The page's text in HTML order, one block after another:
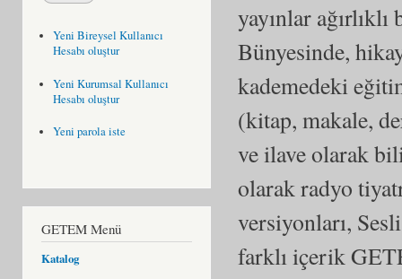
Yeni Bireysel Kullanıcı
Hesabı oluştur
Yeni Kurumsal Kullanıcı
Hesabı oluştur
Yeni parola iste
GETEM Menü
Katalog
yayınlar
Bünyesinde,
kademedeki
(kitap, makale,
ve ilave olarak
olarak radyo
versiyonları,
farklı içerik